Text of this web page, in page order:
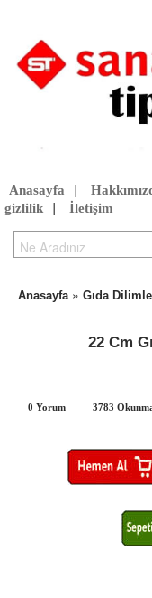
Anasayfa
gizlilik
İletişim
Anasayfa» Gıda
22 Cm
0 Yorum 3783